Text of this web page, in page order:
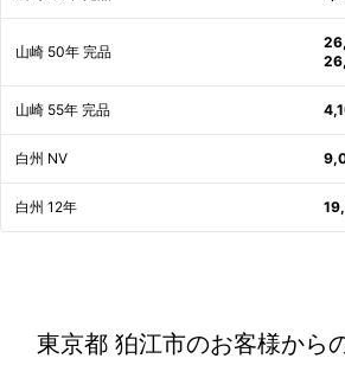
山崎 50年 完品
山崎 55年 完品
白州 NV
白州 12年
東京都 狛江市のお客様から